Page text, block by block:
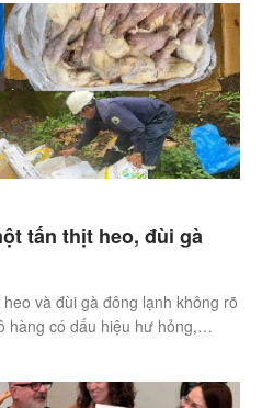
tấn thịt heo, đùi gà
và đùi gà đông lạnh không rõ
hàng có dấu hiệu hư hỏng,